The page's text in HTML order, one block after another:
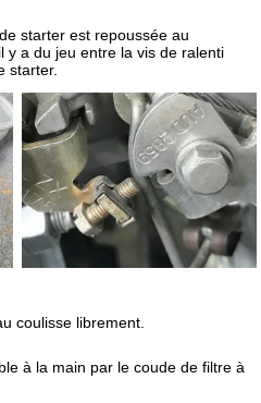
starter est repoussée au
y a du jeu entre la vis de ralenti
starter.
coulisse librement.
à la main par le coude de filtre à